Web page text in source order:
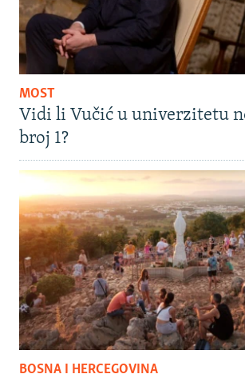
MOST
Vidi li Vučić u univerzitetu
broj 1?
BOSNA I HERCEGOVINA